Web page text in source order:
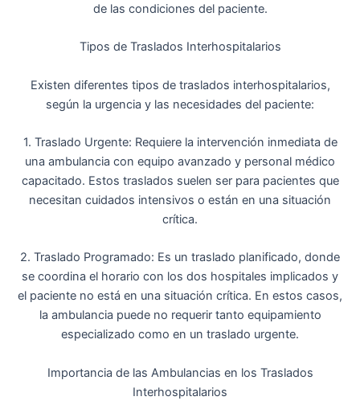
de las condiciones del paciente.
Tipos de Traslados Interhospitalarios
Existen diferentes tipos de traslados interhospitalarios,
según la urgencia y las necesidades del paciente:
1. Traslado Urgente: Requiere la intervención inmediata de
una ambulancia con equipo avanzado y personal médico
capacitado. Estos traslados suelen ser para pacientes que
necesitan cuidados intensivos o están en una situación
crítica.
2. Traslado Programado: Es un traslado planificado, donde
se coordina el horario con los dos hospitales implicados y
el paciente no está en una situación crítica. En estos casos,
la ambulancia puede no requerir tanto equipamiento
especializado como en un traslado urgente.
Importancia de las Ambulancias en los Traslados
Interhospitalarios